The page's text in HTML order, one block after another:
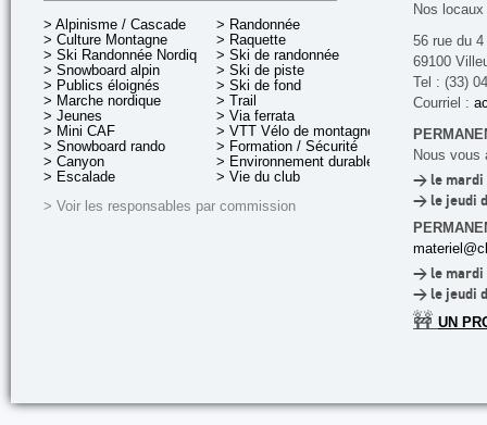
> Alpinisme / Cascade
> Culture Montagne
> Ski Randonnée Nordique
> Snowboard alpin
> Publics éloignés
> Marche nordique
> Jeunes
> Mini CAF
> Snowboard rando
> Canyon
> Escalade
> Randonnée
> Raquette
> Ski de randonnée
> Ski de piste
> Ski de fond
> Trail
> Via ferrata
> VTT Vélo de montagne
> Formation / Sécurité
> Environnement durable
> Vie du club
> Voir les responsables par commission
Nos
56 rue du
69100
Tel : (33)
Courriel :
Nous vous
> le mardi
> le jeudi
> le mardi
> le jeudi
🚧 UN